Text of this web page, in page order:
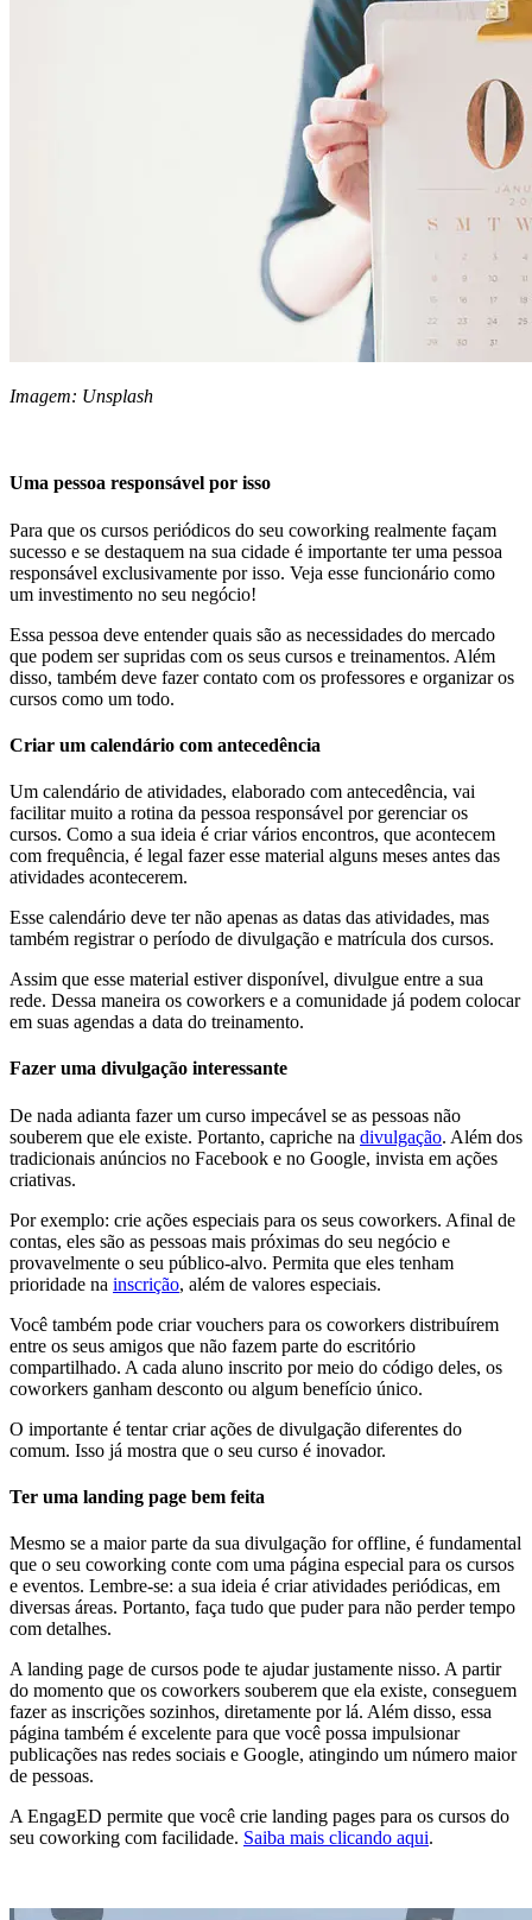
Imagem: Unsplash
Uma pessoa responsável por isso
Para que os cursos periódicos do seu coworking realmente façam
sucesso e se destaquem na sua cidade é importante ter uma pessoa
responsável exclusivamente por isso. Veja esse funcionário como
um investimento no seu negócio!
Essa pessoa deve entender quais são as necessidades do mercado
que podem ser supridas com os seus cursos e treinamentos. Além
disso, também deve fazer contato com os professores e organizar os
cursos como um todo.
Criar um calendário com antecedência
Um calendário de atividades, elaborado com antecedência, vai
facilitar muito a rotina da pessoa responsável por gerenciar os
cursos. Como a sua ideia é criar vários encontros, que acontecem
com frequência, é legal fazer esse material alguns meses antes das
atividades acontecerem.
Esse calendário deve ter não apenas as datas das atividades, mas
também registrar o período de divulgação e matrícula dos cursos.
Assim que esse material estiver disponível, divulgue entre a sua
rede. Dessa maneira os coworkers e a comunidade já podem colocar
em suas agendas a data do treinamento.
Fazer uma divulgação interessante
De nada adianta fazer um curso impecável se as pessoas não
souberem que ele existe. Portanto, capriche na divulgação. Além dos
tradicionais anúncios no Facebook e no Google, invista em ações
criativas.
Por exemplo: crie ações especiais para os seus coworkers. Afinal de
contas, eles são as pessoas mais próximas do seu negócio e
provavelmente o seu público-alvo. Permita que eles tenham
prioridade na inscrição, além de valores especiais.
Você também pode criar vouchers para os coworkers distribuírem
entre os seus amigos que não fazem parte do escritório
compartilhado. A cada aluno inscrito por meio do código deles, os
coworkers ganham desconto ou algum benefício único.
O importante é tentar criar ações de divulgação diferentes do
comum. Isso já mostra que o seu curso é inovador.
Ter uma landing page bem feita
Mesmo se a maior parte da sua divulgação for offline, é fundamental
que o seu coworking conte com uma página especial para os cursos
e eventos. Lembre-se: a sua ideia é criar atividades periódicas, em
diversas áreas. Portanto, faça tudo que puder para não perder tempo
com detalhes.
A landing page de cursos pode te ajudar justamente nisso. A partir
do momento que os coworkers souberem que ela existe, conseguem
fazer as inscrições sozinhos, diretamente por lá. Além disso, essa
página também é excelente para que você possa impulsionar
publicações nas redes sociais e Google, atingindo um número maior
de pessoas.
A EngagED permite que você crie landing pages para os cursos do
seu coworking com facilidade. Saiba mais clicando aqui.